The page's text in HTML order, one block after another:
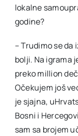
lokalne
godine?
– Trudimo se da
bolji. Na igrama
preko million
Očekujem još
je sjajna,
Bosni i
sam sa brojem